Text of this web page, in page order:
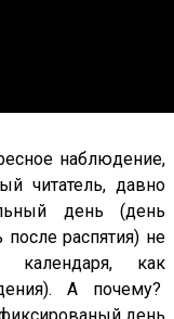
наблюдение,
читатель, давно
день (день
распятия) не
календаря, как
А почему?